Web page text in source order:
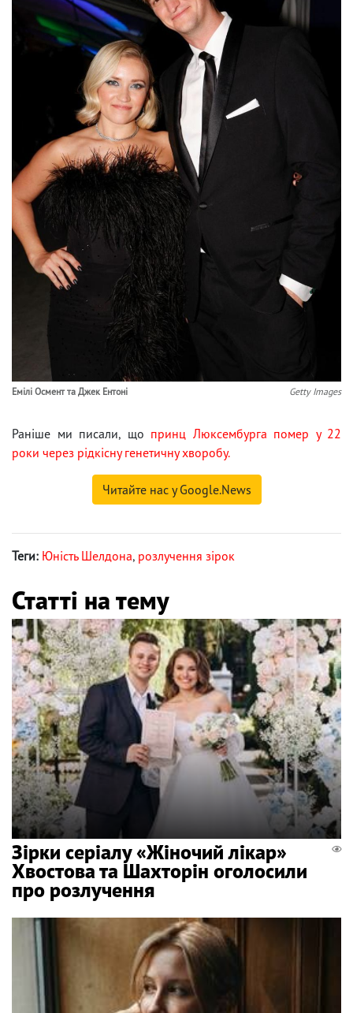
Емілі Осмент та Джек Ентоні Getty Images
Раніше ми писали, що принц Люксембурга помер у 22
роки через рідкісну генетичну хворобу.
Читайте нас у Google.News
Теги: Юність Шелдона, розлучення зірок
Статті на тему
Зірки серіалу «Жіночий лікар»
Хвостова та Шахторін оголосили
про розлучення